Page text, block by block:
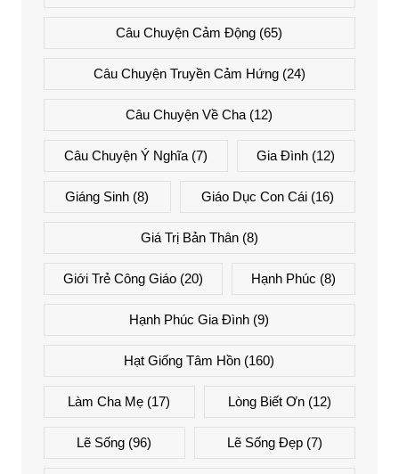
Câu Chuyện Cảm Động (65)
Câu Chuyện Truyền Cảm Hứng(24)
Câu Chuyện Về Cha (12)
Câu Chuyện Ý Nghĩa(7) Gia Đình (12)
Giáng Sinh (8) Giáo Dục Con Cái(16)
Giá Trị Bản Thân(8)
Giới Trẻ Công Giáo(20) Hạnh Phúc (8)
Hạnh Phúc Gia Đình (9)
Hạt Giống Tâm Hồn (160)
Làm Cha Mẹ (17) Lòng Biết Ơn(12)
Lẽ Sống (96) Lẽ Sống Đẹp(7)